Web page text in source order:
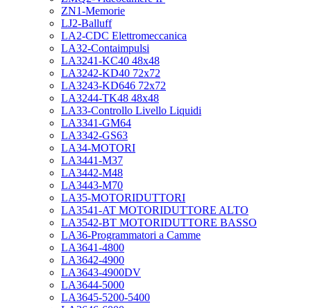
ZN1-Memorie
LJ2-Balluff
LA2-CDC Elettromeccanica
LA32-Contaimpulsi
LA3241-KC40 48x48
LA3242-KD40 72x72
LA3243-KD646 72x72
LA3244-TK48 48x48
LA33-Controllo Livello Liquidi
LA3341-GM64
LA3342-GS63
LA34-MOTORI
LA3441-M37
LA3442-M48
LA3443-M70
LA35-MOTORIDUTTORI
LA3541-AT MOTORIDUTTORE ALTO
LA3542-BT MOTORIDUTTORE BASSO
LA36-Programmatori a Camme
LA3641-4800
LA3642-4900
LA3643-4900DV
LA3644-5000
LA3645-5200-5400